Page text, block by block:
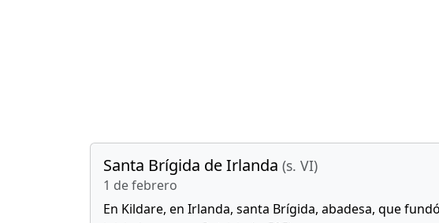
Santa Brígida de Irlanda (s. VI)
1 de febrero
En Kildare, en Irlanda, santa Brígida, abadesa, que